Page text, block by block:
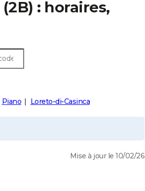
(2B) : horaires,
Piano Loreto-di-Casinca
Mise à jour le 10/02/26